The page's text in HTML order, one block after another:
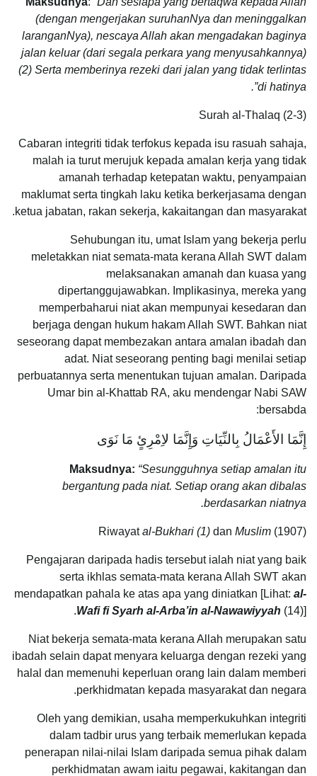
(dengan mengerjakan suruhanNya dan meninggalkan
laranganNya), nescaya Allah akan mengadakan baginya
jalan keluar (dari segala perkara yang menyusahkannya)
(2) Serta memberinya rezeki dari jalan yang tidak terlintas
di hatinya”.
Surah al-Thalaq (2-3)
Cabaran integriti tidak terfokus kepada isu rasuah sahaja,
malah ia turut merujuk kepada amalan kerja yang tidak
amanah terhadap ketepatan waktu, penyampaian
maklumat serta tingkah laku ketika berkerjasama dengan
ketua jabatan, rakan sekerja, kakaitangan dan masyarakat.
Sehubungan itu, umat Islam yang bekerja perlu
meletakkan niat semata-mata kerana Allah SWT dalam
melaksanakan amanah dan kuasa yang
dipertanggujawabkan. Implikasinya, mereka yang
memperbaharui niat akan mempunyai kesedaran dan
berjaga dengan hukum hakam Allah SWT. Bahkan niat
seseorang dapat membezakan antara amalan ibadah dan
adat. Niat seseorang penting bagi menilai setiap
perbuatannya serta menentukan tujuan amalan. Daripada
Umar bin al-Khattab RA, aku mendengar Nabi SAW
bersabda:
إِنَّمَا الأَعْمَالُ بِالنِّيَاتِ وَإِنَّمَا لاِمْرِئٍ مَا نَوَى
Maksudnya: “Sesungguhnya setiap amalan itu
bergantung pada niat. Setiap orang akan dibalas
berdasarkan niatnya.
Riwayatal-Bukhari (1) dan Muslim (1907)
Pengajaran daripada hadis tersebut ialah niat yang baik
serta ikhlas semata-mata kerana Allah SWT akan
mendapatkan pahala ke atas apa yang diniatkan [Lihat: al-
Wafi fi Syarh al-Arba’in al-Nawawiyyah (14)].
Niat bekerja semata-mata kerana Allah merupakan satu
ibadah selain dapat menyara keluarga dengan rezeki yang
halal dan memenuhi keperluan orang lain dalam memberi
perkhidmatan kepada masyarakat dan negara.
Oleh yang demikian, usaha memperkukuhkan integriti
dalam tadbir urus yang terbaik memerlukan kepada
penerapan nilai-nilai Islam daripada semua pihak dalam
perkhidmatan awam iaitu pegawai, kakitangan dan